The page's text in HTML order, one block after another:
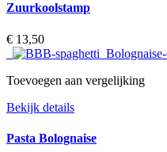
Zuurkoolstamp
€ 13,50‎
Toevoegen aan vergelijking
Bekijk details
Pasta Bolognaise